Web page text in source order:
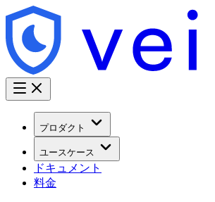
プロダクト
ユースケース
ドキュメント
料金